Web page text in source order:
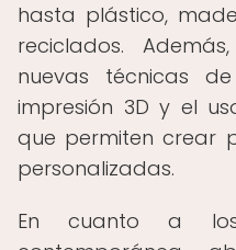
hasta plástico,
reciclados.
nuevas técnicas
impresión 3D y el
que permiten crear
personalizadas.
En cuanto a